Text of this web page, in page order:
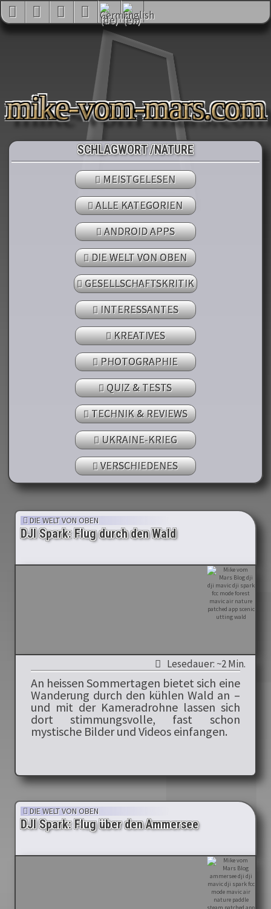
mike-vom-mars.com
SCHLAGWORT /NATURE
MEISTGELESEN
ALLE KATEGORIEN
ANDROID APPS
DIE WELT VON OBEN
GESELLSCHAFTSKRITIK
INTERESSANTES
KREATIVES
PHOTOGRAPHIE
QUIZ & TESTS
TECHNIK & REVIEWS
UKRAINE-KRIEG
VERSCHIEDENES
DIE WELT VON OBEN
DJI Spark: Flug durch den Wald
Lesedauer: ~2 Min.
An heissen Sommertagen bietet sich eine
Wanderung durch den kühlen Wald an –
und mit der Kameradrohne lassen sich
dort stimmungsvolle, fast schon
mystische Bilder und Videos einfangen.
DIE WELT VON OBEN
DJI Spark: Flug über den Ammersee